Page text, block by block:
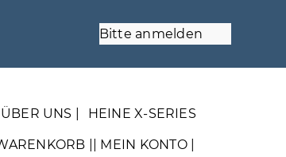
Bitte anmelden
| ÜBER UNS | HEINE X-SERIES
| | MEIN KONTO |